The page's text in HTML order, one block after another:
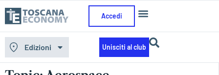
Accedi
Edizioni Unisciti al club
Home »Aerospace